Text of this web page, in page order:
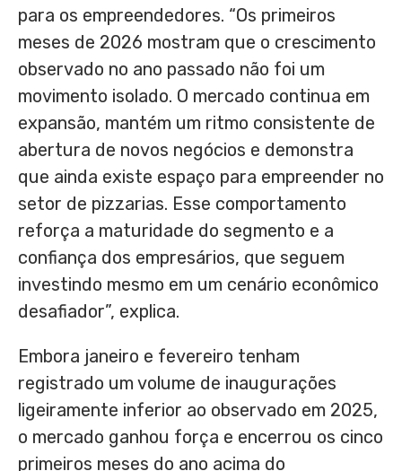
para os empreendedores. “Os primeiros
meses de 2026 mostram que o crescimento
observado no ano passado não foi um
movimento isolado. O mercado continua em
expansão, mantém um ritmo consistente de
abertura de novos negócios e demonstra
que ainda existe espaço para empreender no
setor de pizzarias. Esse comportamento
reforça a maturidade do segmento e a
confiança dos empresários, que seguem
investindo mesmo em um cenário econômico
desafiador”, explica.
Embora janeiro e fevereiro tenham
registrado um volume de inaugurações
ligeiramente inferior ao observado em 2025,
o mercado ganhou força e encerrou os cinco
primeiros meses do ano acima do